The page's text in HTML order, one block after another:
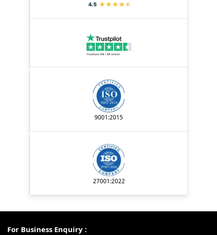
9001:2015
27001:2022
For Business Enquiry :